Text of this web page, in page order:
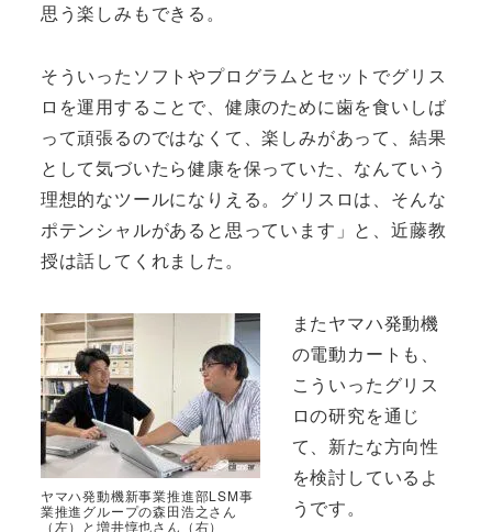
思う楽しみもできる。
そういったソフトやプログラムとセットでグリス
ロを運用することで、健康のために歯を食いしば
って頑張るのではなくて、楽しみがあって、結果
として気づいたら健康を保っていた、なんていう
理想的なツールになりえる。グリスロは、そんな
ポテンシャルがあると思っています」と、近藤教
授は話してくれました。
ヤマハ発動機新事業推進部LSM事
業推進グループの森田浩之さん
（左）と増井惇也さん（右）
またヤマハ発動機
の電動カートも、
こういったグリス
ロの研究を通じ
て、新たな方向性
を検討しているよ
うです。